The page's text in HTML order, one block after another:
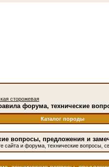
сторожевая
форума, технические
Каталог породы
вопросы, предложения и
сайта и форума, технические вопросы,